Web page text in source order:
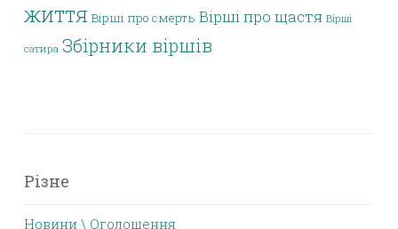
життя Вірші про смерть Вірші про щастя Вірші
сатира Збірники віршів
Різне
Новини \ Оголошення